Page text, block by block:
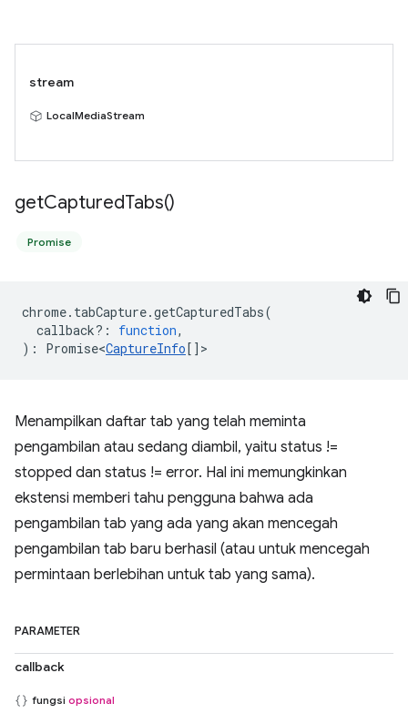
stream
LocalMediaStream
getCapturedTabs()
Promise
chrome. tabCapture.getCapturedTabs(
callback? : function,
) : Promise<CaptureInfo[] >
Menampilkan daftar tab yang telah meminta
pengambilan atau sedang diambil, yaitu status !=
stopped dan status != error. Hal ini memungkinkan
ekstensi memberi tahu pengguna bahwa ada
pengambilan tab yang ada yang akan mencegah
pengambilan tab baru berhasil (atau untuk mencegah
permintaan berlebihan untuk tab yang sama).
PARAMETER
callback
fungsi opsional